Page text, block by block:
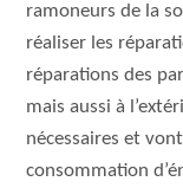
ramoneurs de la
réaliser les
réparations des
mais aussi à
nécessaires et
consommation